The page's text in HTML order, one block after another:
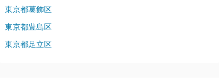
東京都葛飾区
東京都豊島区
東京都足立区